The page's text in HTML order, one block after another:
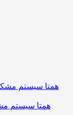
همتا سیستم